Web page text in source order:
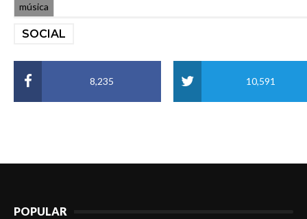
música
SOCIAL
8,235 10,591
POPULAR